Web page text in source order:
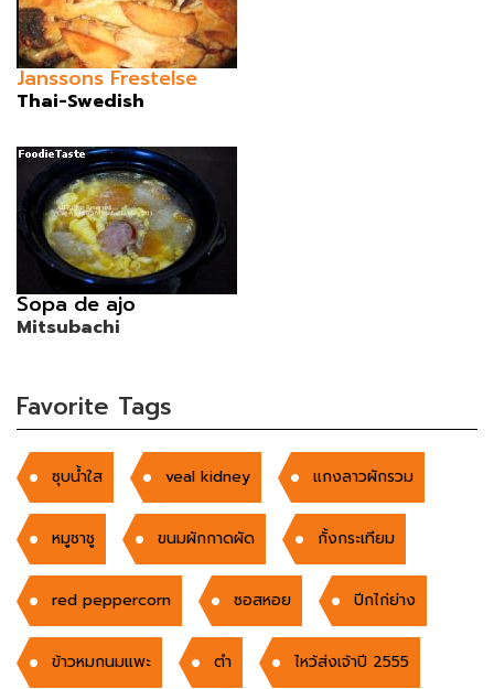
Janssons Frestelse
Thai-Swedish
Sopa de ajo
Mitsubachi
Favorite Tags
ซุบน้ำใส veal kidney แกงลาวผักรวม
หมูชาชู ขนมผักกาดผัด กั้งกระเทียม
red peppercorn ซอสหอย ปีกไก่ย่าง
ข้าวหมกนมแพะ ตำ ไหว้ส่งเจ้าปี 2555